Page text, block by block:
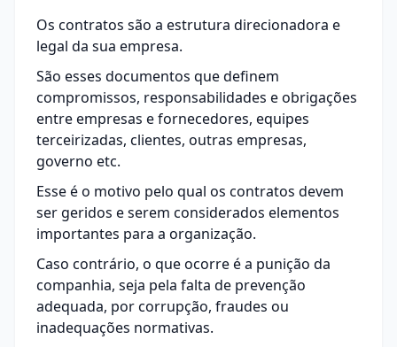
Os contratos são a estrutura direcionadora e
legal da sua empresa.
São esses documentos que definem
compromissos, responsabilidades e obrigações
entre empresas e fornecedores, equipes
terceirizadas, clientes, outras empresas,
governo etc.
Esse é o motivo pelo qual os contratos devem
ser geridos e serem considerados elementos
importantes para a organização.
Caso contrário, o que ocorre é a punição da
companhia, seja pela falta de prevenção
adequada, por corrupção, fraudes ou
inadequações normativas.